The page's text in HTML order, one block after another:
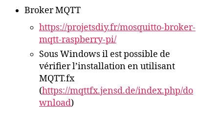
Broker MQTT
https://projetsdiy.fr/mosquitto-broker-
mqtt-raspberry-pi/
Sous Windows il est possible de
vérifier l’installation en utilisant
MQTT.fx
(https://mqttfx.jensd.de/index.php/do
wnload)